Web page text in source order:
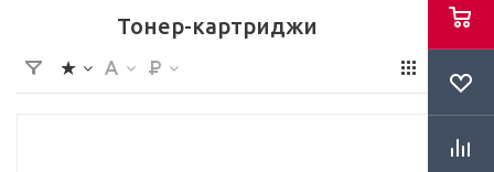
Тонер-картриджи